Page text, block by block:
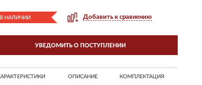
НАЛИЧИИ Добавить к сравнению
УВЕДОМИТЬ О ПОСТУПЛЕНИИ
ОПИСАНИЕ КОМПЛЕКТАЦИЯ